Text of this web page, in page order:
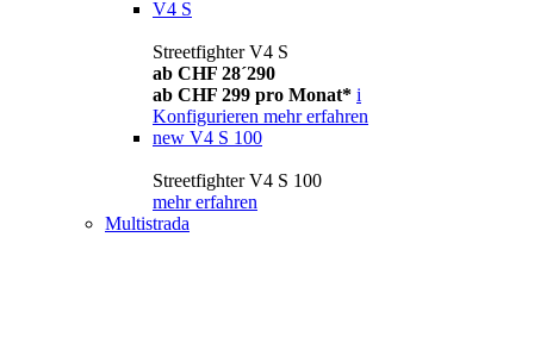
V4 S
Streetfighter V4 S
ab CHF 28´290
ab CHF 299 pro Monat* i
Konfigurieren mehr erfahren
new V4 S 100
Streetfighter V4 S 100
mehr erfahren
Multistrada